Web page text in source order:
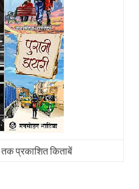
प्रकाशित किताबें